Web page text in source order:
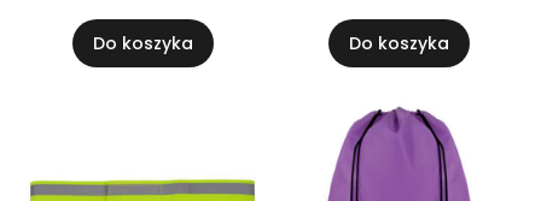
Do koszyka Do koszyka